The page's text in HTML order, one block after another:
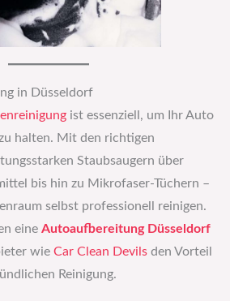
in Düsseldorf
ist essenziell, um Ihr Auto
halten. Mit den richtigen
Staubsaugern über
bis hin zu Mikrofaser-Tüchern –
selbst professionell reinigen.
eine Autoaufbereitung Düsseldorf
wie Car Clean Devils den Vorteil
Reinigung.